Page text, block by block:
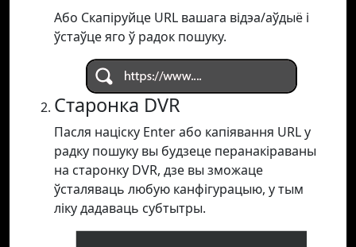
Або Скапіруйце URL вашага відэа/аўдыё і
ўстаўце яго ў радок пошуку.
Старонка DVR
Пасля націску Enter або капіявання URL у
радку пошуку вы будзеце перанакіраваны
на старонку DVR, дзе вы зможаце
ўсталяваць любую канфігурацыю, у тым
ліку дадаваць субтытры.